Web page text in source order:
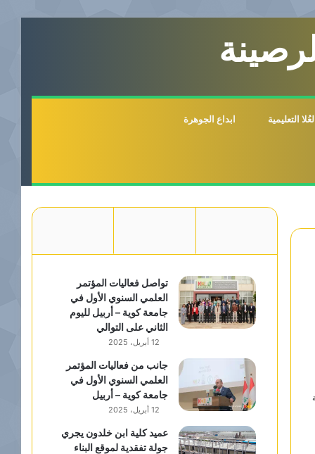
التعليمية ابداع الجوهرة
تواصل فعاليات المؤتمر
العلمي السنوي الأول في
جامعة كوية – أربيل لليوم
الثاني على التوالي
12 أبريل، 2025
جانب من فعاليات المؤتمر
العلمي السنوي الأول في
جامعة كوية – أربيل
12 أبريل، 2025
عميد كلية ابن خلدون يجري
جولة تفقدية لموقع البناء